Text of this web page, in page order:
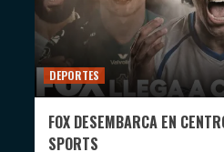
DEPORTES
FOX DESEMBARCA EN
SPORTS